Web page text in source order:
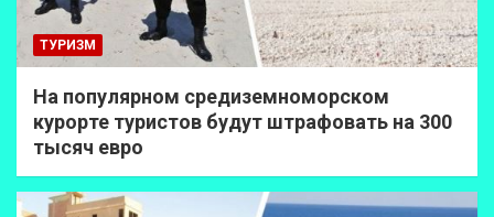
ТУРИЗМ
На популярном средиземноморском
курорте туристов будут штрафовать на 300
тысяч евро